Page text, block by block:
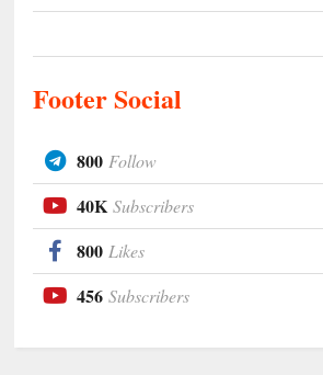
Footer Social
800 Follow
40K Subscribers
800 Likes
456 Subscribers